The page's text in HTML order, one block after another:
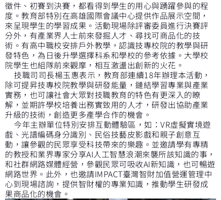
徵件、初賽到決賽，都看得到學生的用心與踴躍參與的程
度。教育部特別在高雄國際會議中心提供作品展示空間，
來呈現學生的學習成果。活動現場除評審委員進行決賽評
分外，有產業界人士前來發掘人才、尋找可商品化的技
術。有高中職校安排戶外教學，認識技專校院的教學與研
發特色，為日後升學選擇科系和學校的參考依據。大學校
院學生也組隊前來觀摩，相互激盪出創新的火花。
技職司司長楊玉惠表示，教育部連續18年辦理本活動，
除可提昇技專校院教學與研發能量，鏈結學習專業與產業
實務，也可讓社會大眾對技職教育的特色有更深入的瞭
解，並期許學校培養出務實致用的人才，研發出協助產業
升級的技術，創造更多產學合作的機會。
今年主辦單位特別安排互動體驗區，如：VR虛擬實境遊
戲、光譜編碼身分識別、民俗技藝皮影戲和親子創意互
動，讓參觀的民眾享受科技帶來的樂趣。並邀請學有專精
的教授和業界專家分享AI人工智慧浪潮來襲所該知識的事，
和社群網路媒體經營，參觀民眾可吸收AI新知識，也可暢遊
網路世界。此外，也邀請IMPACT臺灣智財加值營運管理中
心到現場諮詢，提供智財權的專業知識，推動學生研發成
果商品化的機會。